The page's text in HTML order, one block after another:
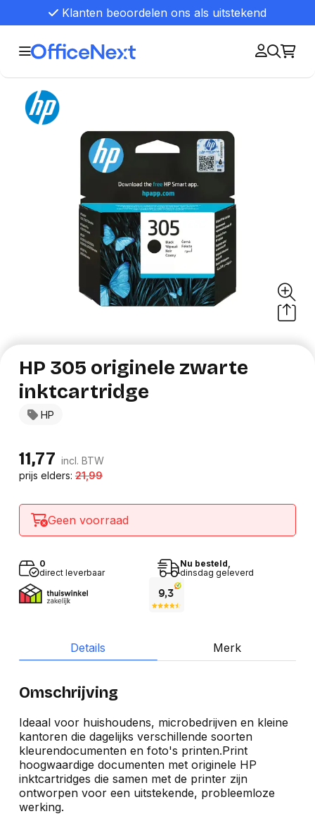
Klanten beoordelen ons als uitstekend
HP
HP 305 originele zwarte
inktcartridge
11,77 incl. BTW
prijs elders:21,99
Geen voorraad
0
direct leverbaar
Nu besteld,
dinsdag geleverd
Details Merk
Omschrijving
Ideaal voor huishoudens, microbedrijven en kleine
kantoren die dagelijks verschillende soorten
kleurendocumenten en foto's printen.Print
hoogwaardige documenten met originele HP
inktcartridges die samen met de printer zijn
ontworpen voor een uitstekende, probleemloze
werking.